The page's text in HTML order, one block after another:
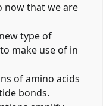
now that we are
type of
make use of in
of amino acids
bonds.